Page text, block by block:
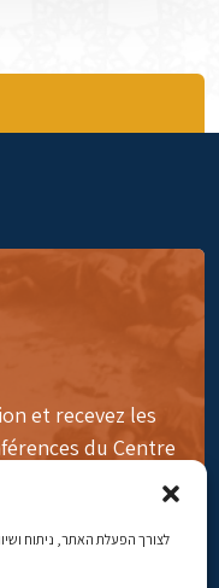
et recevez les
du Centre